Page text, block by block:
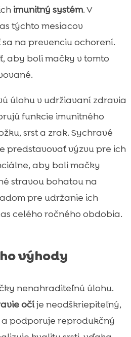
imunitný systém. V
týchto mesiacov
na prevenciu ochorení.
aby boli mačky v tomto
úlohu v udržiavaní zdravia
funkcie imunitného
srst a zrak. Sychravé
predstavovať výzvu pre ich
aby boli mačky
stravou bohatou na
pre udržanie ich
celého ročného obdobia.
výhody
nenahraditeľnú úlohu.
očíje neodškriepiteľný,
podporuje reprodukčný